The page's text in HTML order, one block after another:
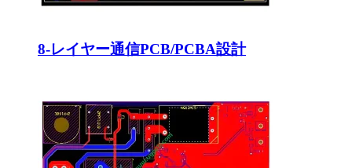
8-レイヤー通信PCB/PCBA設計